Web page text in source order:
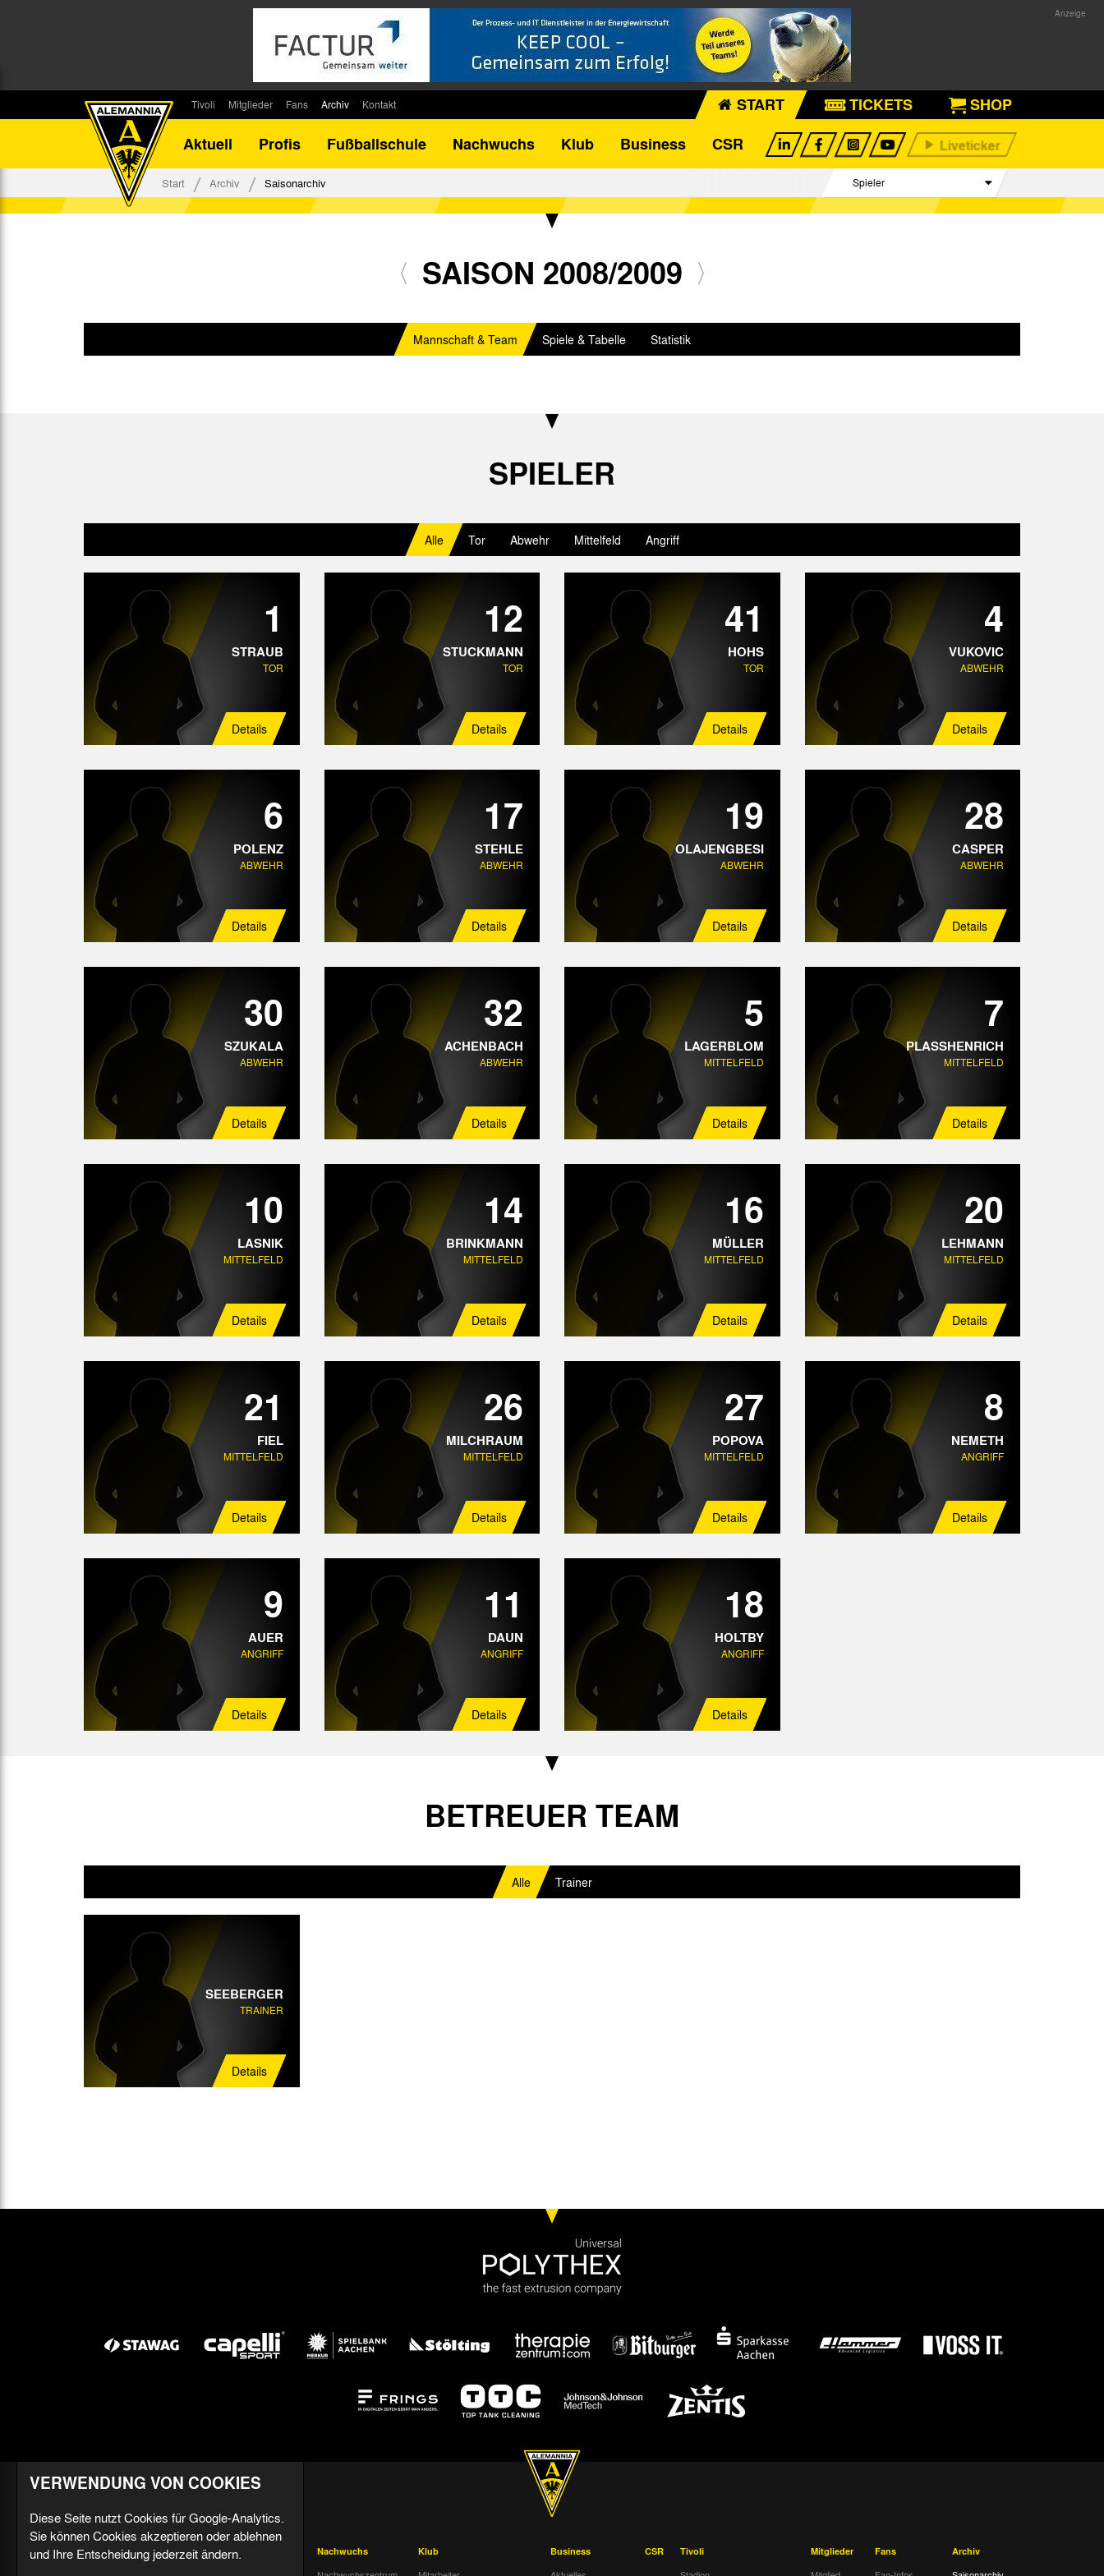
Tivoli
Stadionsprecher
Stadiongaststätte Klömpchensklub
Mitglieder
Kontakt
Fans
Fanbeirat
Fan-Klubs
Archiv
Bilanz DFB-Pokal
Kontakt START TICKETS
SHOP
Aktuell
Profis Fußballschule Nachwuchs Klub Business CSR
Start Archiv Saisonarchiv
Spieler
Betreuer Team
SAISON 2008/2009
Mannschaft & Team Spiele & Tabelle Statistik
SPIELER
Alle Tor Abwehr Mittelfeld Angriff
1
STRAUB
TOR
Details
12
STUCKMANN
TOR
Details
41
HOHS
TOR
Details
4
VUKOVIC
ABWEHR
Details
6
POLENZ
ABWEHR
Details
17
STEHLE
ABWEHR
Details
19
OLAJENGBESI
ABWEHR
Details
28
CASPER
ABWEHR
Details
30
SZUKALA
ABWEHR
Details
32
ACHENBACH
ABWEHR
Details
5
LAGERBLOM
MITTELFELD
Details
7
PLASSHENRICH
MITTELFELD
Details
10
LASNIK
MITTELFELD
Details
14
BRINKMANN
MITTELFELD
Details
16
MÜLLER
MITTELFELD
Details
20
LEHMANN
MITTELFELD
Details
21
FIEL
MITTELFELD
Details
26
MILCHRAUM
MITTELFELD
Details
27
POPOVA
MITTELFELD
Details
8
NEMETH
ANGRIFF
Details
9
AUER
ANGRIFF
Details
11
DAUN
ANGRIFF
Details
18
HOLTBY
ANGRIFF
Details
BETREUER TEAM
Alle Trainer
SEEBERGER
TRAINER
Details
Aktuell
Profis
Nachwuchs
Klub
Business
CSR
Tivoli
Mitglieder
Fans
Archiv
VERWENDUNG VON COOKIES
Diese Seite nutzt Cookies für Google-Analytics.
Sie können Cookies akzeptieren oder ablehnen
und Ihre Entscheidung jederzeit ändern.